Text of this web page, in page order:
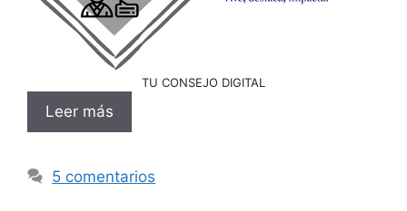
TU CONSEJO DIGITAL
Leer más
5 comentarios